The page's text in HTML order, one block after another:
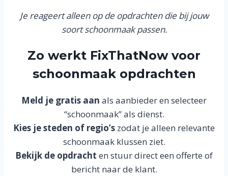
Je reageert alleen op de opdrachten die bij jouw
soort schoonmaak passen.
Zo werkt FixThatNow voor
schoonmaak opdrachten
Meld je gratis aan als aanbieder en selecteer
“schoonmaak” als dienst.
Kies je steden of regio’s zodat je alleen relevante
schoonmaak klussen ziet.
Bekijk de opdracht en stuur direct een offerte of
bericht naar de klant.